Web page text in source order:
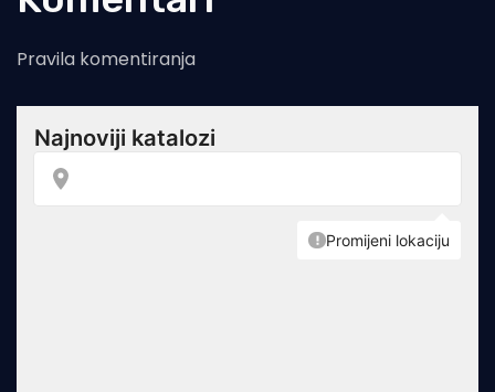
Pravila komentiranja